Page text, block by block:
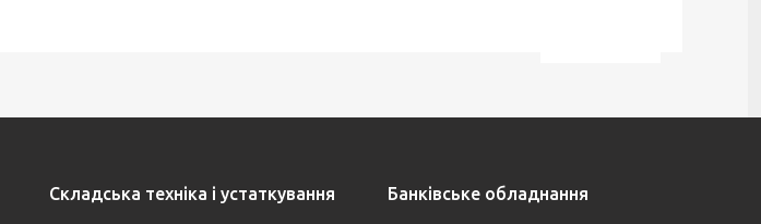
Складська техніка і устаткування Банківське обладнання